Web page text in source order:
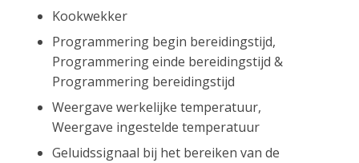
Kookwekker
Programmering begin bereidingstijd,
Programmering einde bereidingstijd &
Programmering bereidingstijd
Weergave werkelijke temperatuur,
Weergave ingestelde temperatuur
Geluidssignaal bij het bereiken van de